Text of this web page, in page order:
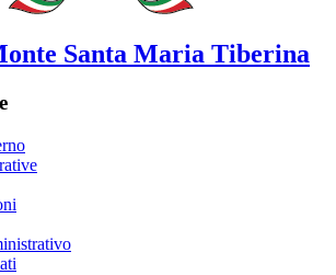
Santa Maria Tiberina